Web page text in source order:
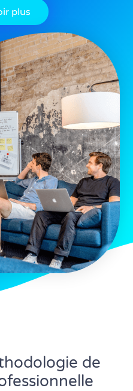
plus
de